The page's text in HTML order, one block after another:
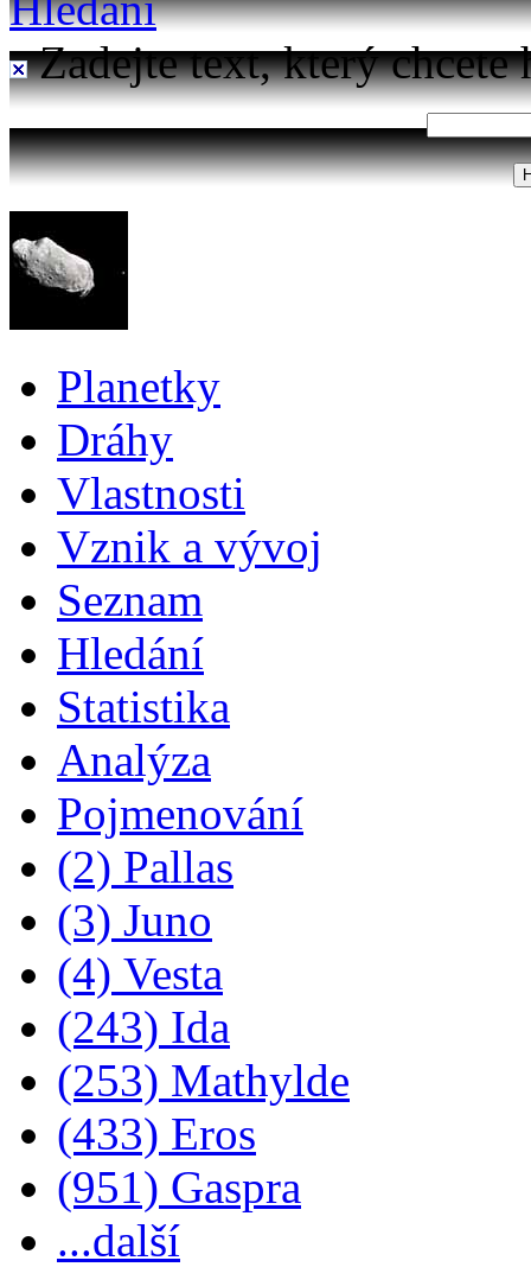
Zadejte text, který chcete
Planetky
Dráhy
Vlastnosti
Vznik a vývoj
Seznam
Hledání
Statistika
Analýza
Pojmenování
(2) Pallas
(3) Juno
(4) Vesta
(243) Ida
(253) Mathylde
(433) Eros
(951) Gaspra
...další